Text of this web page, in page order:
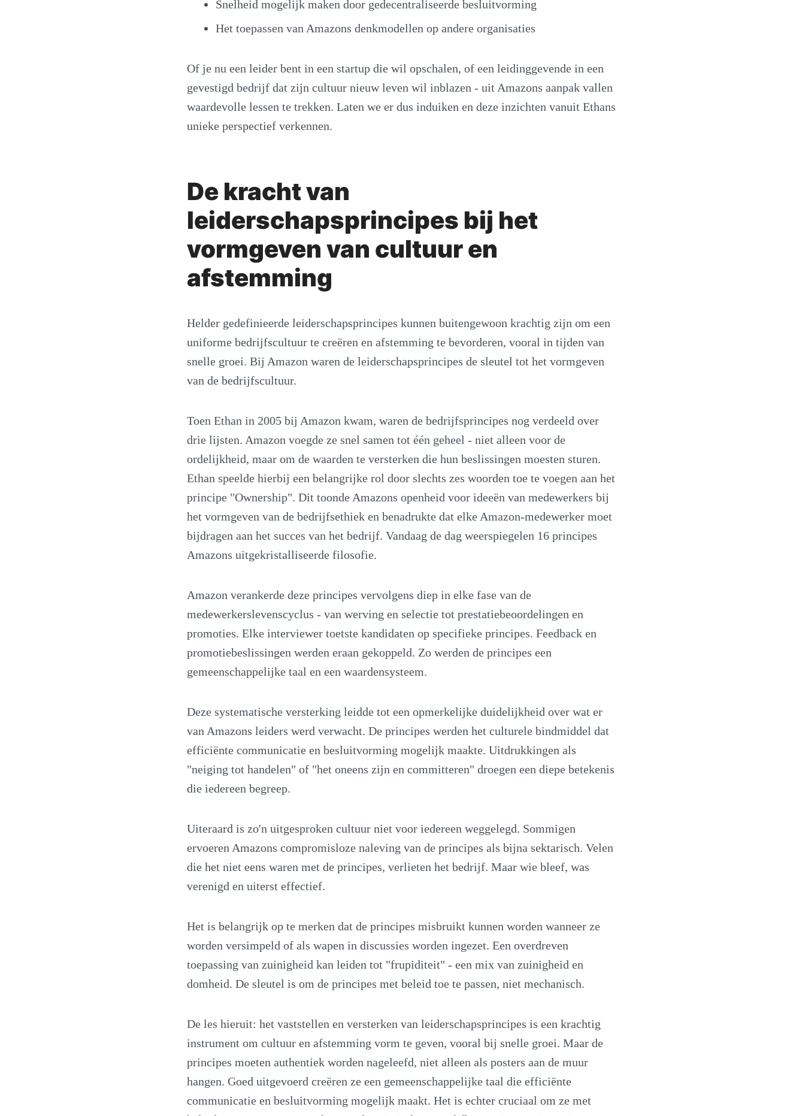
Snelheid mogelijk maken door gedecentraliseerde besluitvorming
Het toepassen van Amazons denkmodellen op andere organisaties
Of je nu een leider bent in een startup die wil opschalen, of een leidinggevende in een
gevestigd bedrijf dat zijn cultuur nieuw leven wil inblazen - uit Amazons aanpak vallen
waardevolle lessen te trekken. Laten we er dus induiken en deze inzichten vanuit Ethans
unieke perspectief verkennen.
De kracht van
leiderschapsprincipes bij het
vormgeven van cultuur en
afstemming
Helder gedefinieerde leiderschapsprincipes kunnen buitengewoon krachtig zijn om een
uniforme bedrijfscultuur te creëren en afstemming te bevorderen, vooral in tijden van
snelle groei. Bij Amazon waren de leiderschapsprincipes de sleutel tot het vormgeven
van de bedrijfscultuur.
Toen Ethan in 2005 bij Amazon kwam, waren de bedrijfsprincipes nog verdeeld over
drie lijsten. Amazon voegde ze snel samen tot één geheel - niet alleen voor de
ordelijkheid, maar om de waarden te versterken die hun beslissingen moesten sturen.
Ethan speelde hierbij een belangrijke rol door slechts zes woorden toe te voegen aan het
principe "Ownership". Dit toonde Amazons openheid voor ideeën van medewerkers bij
het vormgeven van de bedrijfsethiek en benadrukte dat elke Amazon-medewerker moet
bijdragen aan het succes van het bedrijf. Vandaag de dag weerspiegelen 16 principes
Amazons uitgekristalliseerde filosofie.
Amazon verankerde deze principes vervolgens diep in elke fase van de
medewerkerslevenscyclus - van werving en selectie tot prestatiebeoordelingen en
promoties. Elke interviewer toetste kandidaten op specifieke principes. Feedback en
promotiebeslissingen werden eraan gekoppeld. Zo werden de principes een
gemeenschappelijke taal en een waardensysteem.
Deze systematische versterking leidde tot een opmerkelijke duidelijkheid over wat er
van Amazons leiders werd verwacht. De principes werden het culturele bindmiddel dat
efficiënte communicatie en besluitvorming mogelijk maakte. Uitdrukkingen als
"neiging tot handelen" of "het oneens zijn en committeren" droegen een diepe betekenis
die iedereen begreep.
Uiteraard is zo'n uitgesproken cultuur niet voor iedereen weggelegd. Sommigen
ervoeren Amazons compromisloze naleving van de principes als bijna sektarisch. Velen
die het niet eens waren met de principes, verlieten het bedrijf. Maar wie bleef, was
verenigd en uiterst effectief.
Het is belangrijk op te merken dat de principes misbruikt kunnen worden wanneer ze
worden versimpeld of als wapen in discussies worden ingezet. Een overdreven
toepassing van zuinigheid kan leiden tot "frupiditeit" - een mix van zuinigheid en
domheid. De sleutel is om de principes met beleid toe te passen, niet mechanisch.
De les hieruit: het vaststellen en versterken van leiderschapsprincipes is een krachtig
instrument om cultuur en afstemming vorm te geven, vooral bij snelle groei. Maar de
principes moeten authentiek worden nageleefd, niet alleen als posters aan de muur
hangen. Goed uitgevoerd creëren ze een gemeenschappelijke taal die efficiënte
communicatie en besluitvorming mogelijk maakt. Het is echter cruciaal om ze met